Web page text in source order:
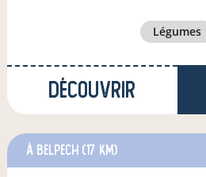
légumes
Découvrir
à Belpech (17 km)